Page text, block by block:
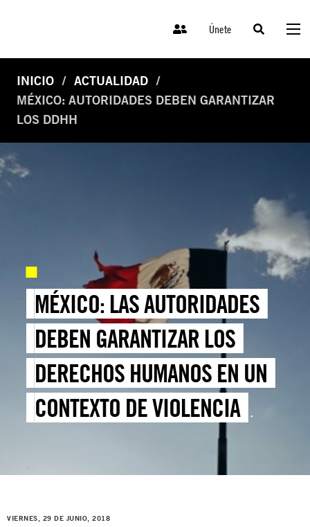
Únete
INICIO
ACTUALIDAD
MÉXICO: AUTORIDADES DEBEN GARANTIZAR
LOS DDHH
MÉXICO: LAS AUTORIDADES
DEBEN GARANTIZAR LOS
DERECHOS HUMANOS EN UN
CONTEXTO DE VIOLENCIA
RELACIONADA CON LAS
ELECCIONES
VIERNES, 29 DE JUNIO, 2018